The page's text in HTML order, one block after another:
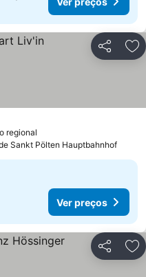
Partilhar
regional
Sankt Pölten Hauptbahnhof
Ver preços
Partilhar